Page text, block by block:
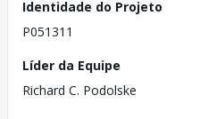
Identidade do Projeto
P051311
Líder da Equipe
Richard C. Podolske